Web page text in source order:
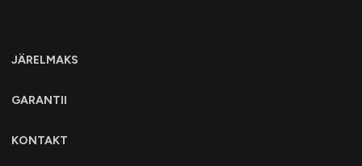
JÄRELMAKS
GARANTII
KONTAKT